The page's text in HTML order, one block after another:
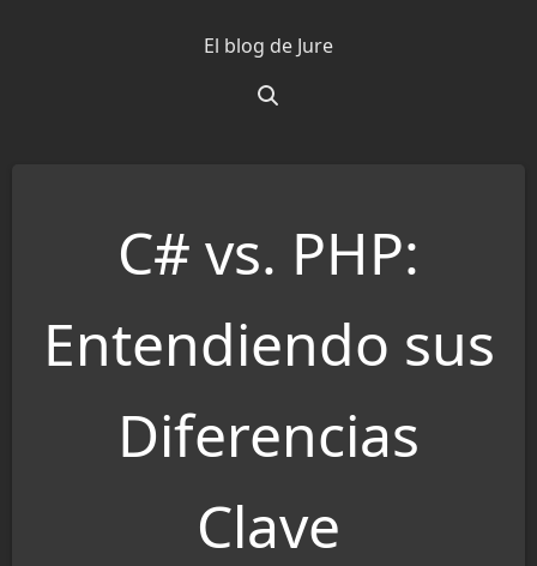
El blog de Jure
C# vs. PHP:
Entendiendo sus
Diferencias
Clave